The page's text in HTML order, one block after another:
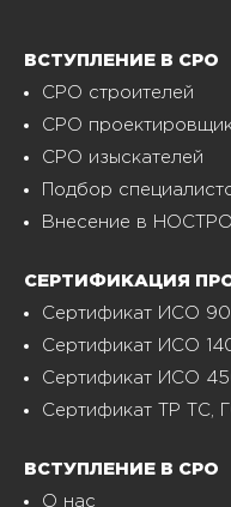
ВСТУПЛЕНИЕ В СРО
СРО строителей
СРО
СРО изыскателей
Подбор
Внесение в
СЕРТИФИКАЦИЯ
Сертификат ИСО
Сертификат ИСО
Сертификат ИСО
Сертификат ТР ТС,
ВСТУПЛЕНИЕ В СРО
О нас